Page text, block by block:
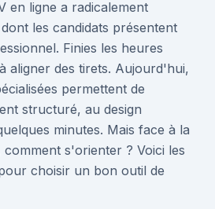
en ligne a radicalement
les candidats présentent
Finies les heures
aligner des tirets. Aujourd'hui,
permettent de
structuré, au design
minutes. Mais face à la
s'orienter ? Voici les
choisir un bon outil de